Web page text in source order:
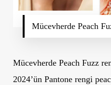
Mücevherde Peach
Mücevherde Peach Fuzz
2024’ün Pantone rengi